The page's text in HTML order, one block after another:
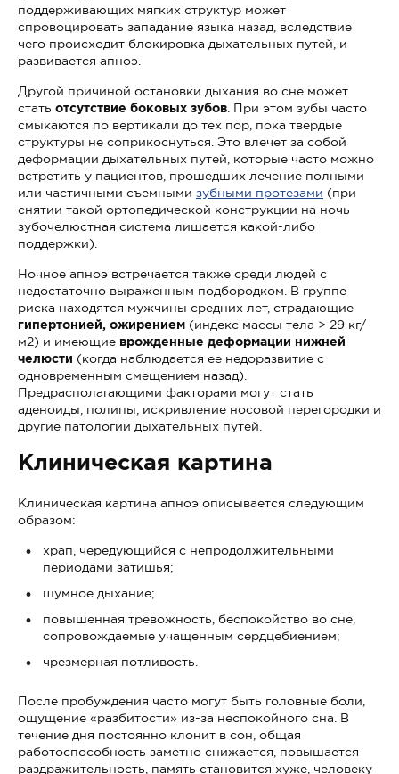
поддерживающих мягких структур может
спровоцировать западание языка назад, вследствие
чего происходит блокировка дыхательных путей, и
развивается апноэ.
Другой причиной остановки дыхания во сне может
стать отсутствие боковых зубов . При этом зубы часто
смыкаются по вертикали до тех пор, пока твердые
структуры не соприкоснуться. Это влечет за собой
деформации дыхательных путей, которые часто можно
встретить у пациентов, прошедших лечение полными
или частичными съемными зубными протезами (при
снятии такой ортопедической конструкции на ночь
зубочелюстная система лишается какой-либо
поддержки).
Ночное апноэ встречается также среди людей с
недостаточно выраженным подбородком. В группе
риска находятся мужчины средних лет, страдающие
гипертонией, ожирением (индекс массы тела > 29 кг/
м2) и имеющие врожденные деформации нижней
челюсти (когда наблюдается ее недоразвитие с
одновременным смещением назад).
Предрасполагающими факторами могут стать
аденоиды, полипы, искривление носовой перегородки и
другие патологии дыхательных путей.
Клиническая картина
Клиническая картина апноэ описывается следующим
образом:
храп, чередующийся с непродолжительными
периодами затишья;
шумное дыхание;
повышенная тревожность, беспокойство во сне,
сопровождаемые учащенным сердцебиением;
чрезмерная потливость.
После пробуждения часто могут быть головные боли,
ощущение «разбитости» из-за неспокойного сна. В
течение дня постоянно клонит в сон, общая
работоспособность заметно снижается, повышается
раздражительность, память становится хуже, человеку